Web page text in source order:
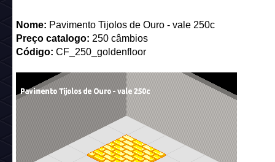
Nome: Pavimento Tijolos de Ouro - vale 250c
Preço catalogo: 250 câmbios
Código: CF_250_goldenfloor